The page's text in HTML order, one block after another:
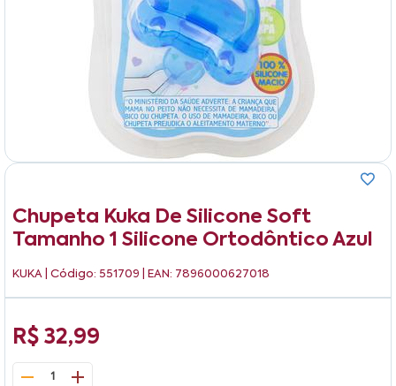
Chupeta Kuka De Silicone Soft
Tamanho 1 Silicone Ortodôntico Azul
KUKA | Código: 551709 | EAN: 7896000627018
R$ 32,99
1